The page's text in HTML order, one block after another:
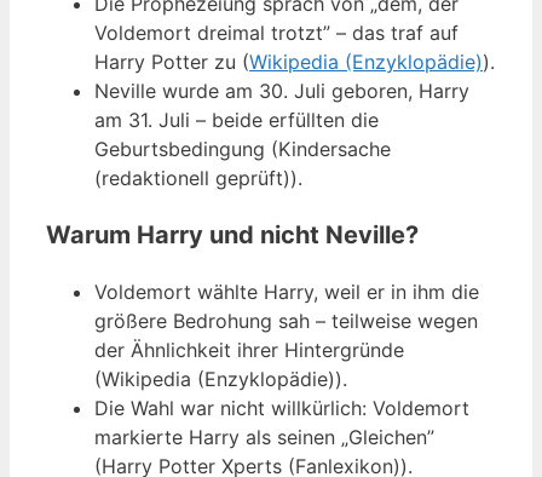
Voldemort dreimal trotzt” – das traf auf
Harry Potter zu (Wikipedia (Enzyklopädie)).
Neville wurde am 30. Juli geboren, Harry
am 31. Juli – beide erfüllten die
Geburtsbedingung (Kindersache
(redaktionell geprüft)).
Warum Harry und nicht Neville?
Voldemort wählte Harry, weil er in ihm die
größere Bedrohung sah – teilweise wegen
der Ähnlichkeit ihrer Hintergründe
(Wikipedia (Enzyklopädie)).
Die Wahl war nicht willkürlich: Voldemort
markierte Harry als seinen „Gleichen”
(Harry Potter Xperts (Fanlexikon)).